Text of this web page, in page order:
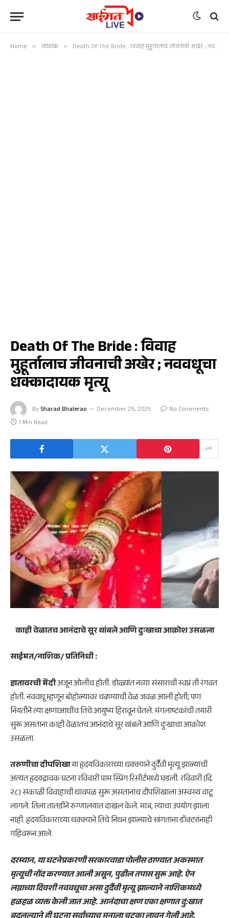
Home » नाशिक » Death Of The Bride : विवाह मुहूर्तालाच जीवनाची अखेर ; नववधूचा धक्कादायक मृत्यू
Death Of The Bride : विवाह
मुहूर्तालाच जीवनाची अखेर ; नववधूचा
धक्कादायक मृत्यू
By Sharad Bhalerao December 29, 2025
No Comments
1 Min Read
काही वेळातच आनंदाचे सूर थांबले आणि दुःखाचा आक्रोश उसळला
साईमत/नाशिक/ प्रतिनिधी :
हातावरची मेंदीअजून ओलीच होती. डोळ्यांत नव्या संसाराची स्वप्नं ती रंगवत
होती. नववधू म्हणून बोहोल्यावर चढण्याची वेळ जवळ आली होती; पण
नियतीने त्या क्षणाआधीच तिचे आयुष्य हिरावून घेतले. मंगलाष्टकांची तयारी
सुरू असताना काही वेळातच आनंदाचे सूर थांबले आणि दुःखाचा आक्रोश
उसळला.
तरुणीचा दीपशिखाया हृदयविकाराच्या धक्क्याने दुर्दैवी मृत्यू झाल्याची
अत्यंत हृदयद्रावक घटना रविवारी पाम स्प्रिंग रिसॉर्टमध्ये घडली. रविवारी (दि.
२८) सकाळी विवाहाची धावपळ सुरू असतानाच दीपशिखाला अस्वस्थ वाटू
लागले. तिला तातडीने रुग्णालयात दाखल केले. मात्र, त्याचा उपयोग झाला
नाही. हृदयविकाराच्या धक्क्याने तिचे निधन झाल्याचे सांगताना डॉक्टरांनाही
गहिवरून आले.
दरम्यान, या घटनेप्रकरणी सरकारवाडा पोलीस ठाण्यात अकस्मात
मृत्यूची नोंद करण्यात आली असून, पुढील तपास सुरू आहे. ऐन
लग्नाच्या दिवशी नववधूचा असा दुर्दैवी मृत्यू झाल्याने नाशिकमध्ये
हळहळ व्यक्त केली जात आहे. आनंदाचा क्षण एका क्षणात दु:खात